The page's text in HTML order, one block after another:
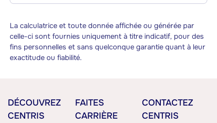
La calculatrice et toute donnée affichée ou générée par
celle-ci sont fournies uniquement à titre indicatif, pour des
fins personnelles et sans quelconque garantie quant à leur
exactitude ou fiabilité.
DÉCOUVREZ
CENTRIS
FAITES
CARRIÈRE
CONTACTEZ
CENTRIS